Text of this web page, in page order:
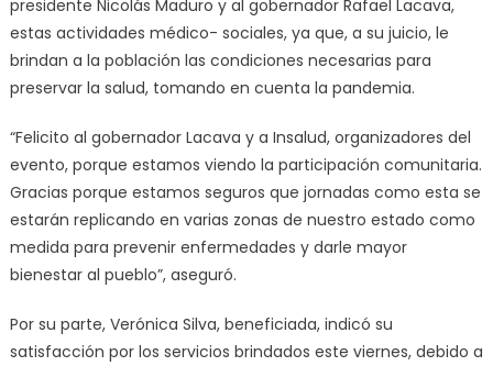
presidente Nicolás Maduro y al gobernador Rafael Lacava,
estas actividades médico- sociales, ya que, a su juicio, le
brindan a la población las condiciones necesarias para
preservar la salud, tomando en cuenta la pandemia.
“Felicito al gobernador Lacava y a Insalud, organizadores del
evento, porque estamos viendo la participación comunitaria.
Gracias porque estamos seguros que jornadas como esta se
estarán replicando en varias zonas de nuestro estado como
medida para prevenir enfermedades y darle mayor
bienestar al pueblo”, aseguró.
Por su parte, Verónica Silva, beneficiada, indicó su
satisfacción por los servicios brindados este viernes, debido a